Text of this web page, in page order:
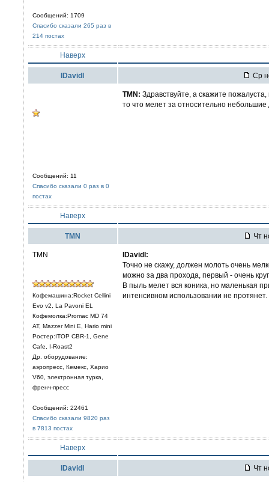
Сообщений: 1709
Спасибо сказали 265 раз в
214 постах
Наверх
IDavidI Ср
Сообщений: 11
Спасибо сказали 0 раз в 0
постах
TMN: Здравствуйте, а скажите
то что мелет за относительно небольшие
Наверх
TMN Чт
TMN
Кофемашина:Rocket Cellini
Evo v2, La Pavoni EL
Кофемолка:Promac MD 74
AT, Mazzer Mini E, Hario mini
Ростер:ITOP CBR-1, Gene
Cafe, I-Roast2
Др. оборудование:
аэропресс, Кемекс, Харио
V60, электронная турка,
френч-пресс
Сообщений: 22461
Спасибо сказали 9820 раз
в 7813 постах
IDavidI:
Точно не скажу, должен молоть очень
можно за два прохода, первый - очень
В пыль мелет вся коника, но маленькая
интенсивном использовании не протянет.
Наверх
IDavidI Чт